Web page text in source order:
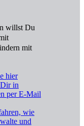
willst Du
mit
hier
in
per E-Mail
wie
und